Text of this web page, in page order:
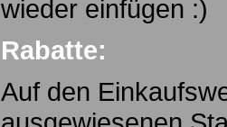
wieder einfügen :)
Rabatte:
Auf den